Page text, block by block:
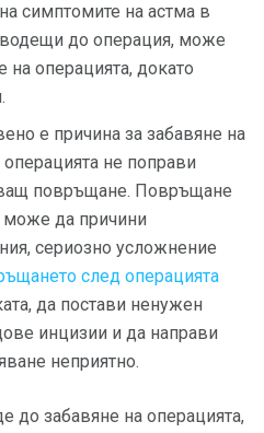
симптомите на астма в
до операция, може
операцията, докато
е причина за забавяне на
не поправи
повръщане. Повръщане
да причини
сериозно усложнение
след операцията
да постави ненужен
инцизии и да направи
неприятно.
до забавяне на операцията,